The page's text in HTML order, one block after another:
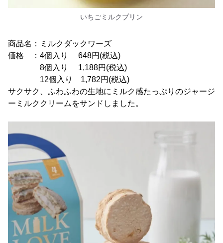
いちごミルクプリン
商品名：ミルクダックワーズ
価格 ：4個入り 648円(税込)
8個入り 1,188円(税込)
12個入り 1,782円(税込)
サクサク、ふわふわの生地にミルク感たっぷりのジャージ
ーミルククリームをサンドしました。